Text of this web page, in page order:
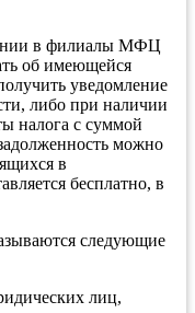
в филиалы МФЦ
об имеющейся
уведомление
либо при наличии
налога с суммой
можно
в
бесплатно, в
следующие
лиц,